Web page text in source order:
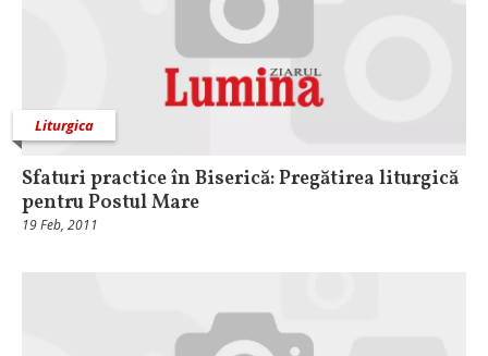
Liturgica
Sfaturi practice în Biserică: Pregătirea liturgică
pentru Postul Mare
19 Feb, 2011